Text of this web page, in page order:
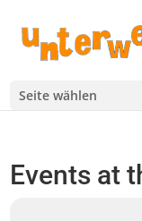
Seite wählen
Events at